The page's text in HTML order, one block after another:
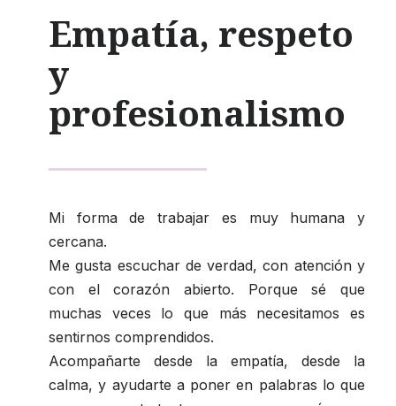
Empatía, respeto
y
profesionalismo
Mi forma de trabajar es muy humana y
cercana.
Me gusta escuchar de verdad, con atención y
con el corazón abierto. Porque sé que
muchas veces lo que más necesitamos es
sentirnos comprendidos.
Acompañarte desde la empatía, desde la
calma, y ayudarte a poner en palabras lo que